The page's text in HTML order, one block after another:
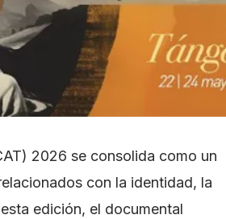
2026 se consolida como un
con la identidad, la
edición, el documental